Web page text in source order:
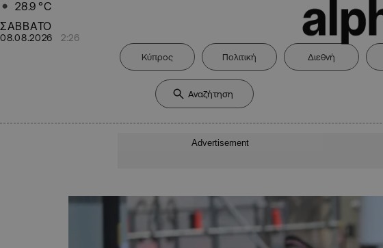
28.9 °C
ΣΑΒΒΑΤΟ
08.08.2026 2:26
Κύπρος Πολιτική Διεθνή
Advertisement